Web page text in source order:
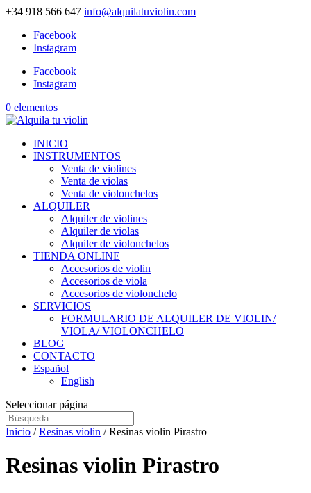
+34 918 566 647 info@alquilatuviolin.com
Facebook
Instagram
Facebook
Instagram
0 elementos
INICIO
INSTRUMENTOS
Venta de violines
Venta de violas
Venta de violonchelos
ALQUILER
Alquiler de violines
Alquiler de violas
Alquiler de violonchelos
TIENDA ONLINE
Accesorios de violin
Accesorios de viola
Accesorios de violonchelo
SERVICIOS
FORMULARIO DE ALQUILER DE VIOLIN/
VIOLA/ VIOLONCHELO
BLOG
CONTACTO
Español
English
Seleccionar página
Inicio /Resinas violin / Resinas violin Pirastro
Resinas violin Pirastro